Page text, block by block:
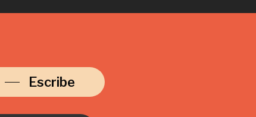
Escribe